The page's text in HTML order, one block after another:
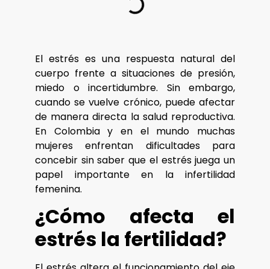
El estrés es una respuesta natural del
cuerpo frente a situaciones de presión,
miedo o incertidumbre. Sin embargo,
cuando se vuelve crónico, puede afectar
de manera directa la salud reproductiva.
En Colombia y en el mundo muchas
mujeres enfrentan dificultades para
concebir sin saber que el estrés juega un
papel importante en la infertilidad
femenina.
¿Cómo afecta el
estrés la fertilidad?